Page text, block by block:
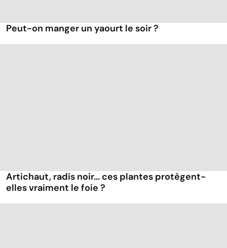
Peut-on manger un yaourt le soir ?
Artichaut, radis noir... ces plantes protègent-
elles vraiment le foie ?